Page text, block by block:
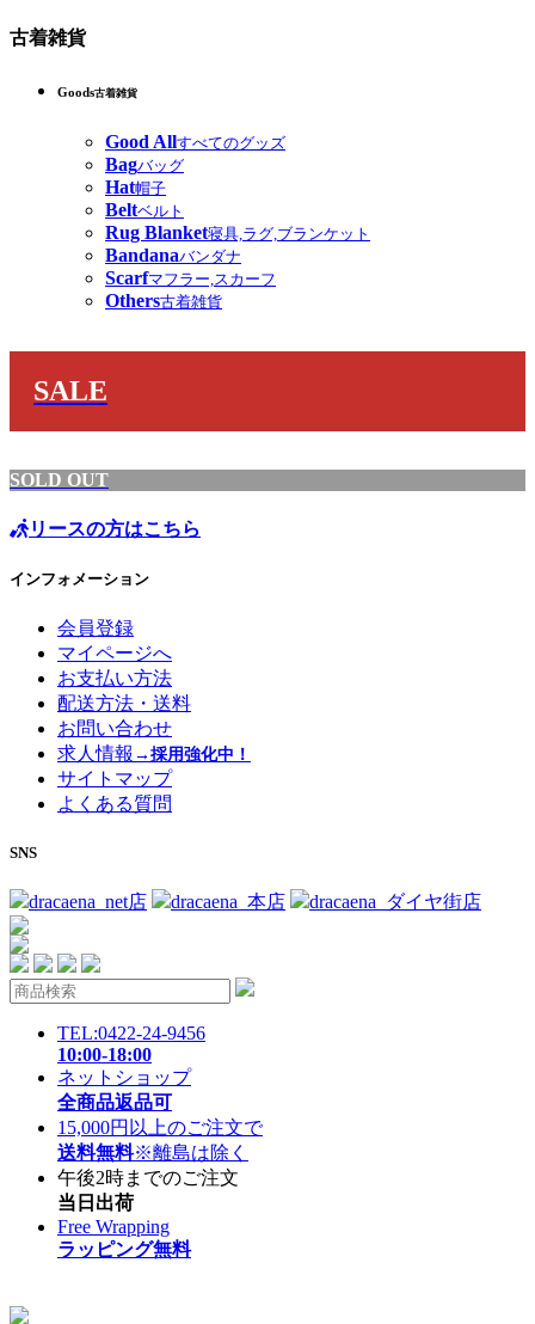
古着雑貨
Goods古着雑貨
Good Allすべてのグッズ
Bagバッグ
Hat帽子
Beltベルト
Rug Blanket寝具,ラグ,ブランケット
Bandanaバンダナ
Scarfマフラー,スカーフ
Others古着雑貨
SALE
SOLD OUT
リースの方はこちら
インフォメーション
会員登録
マイページへ
お支払い方法
配送方法・送料
お問い合わせ
求人情報 →採用強化中！
サイトマップ
よくある質問
SNS
dracaena_net店 dracaena_本店 dracaena_ダイヤ街店
TEL:0422-24-9456
10:00-18:00
ネットショップ
全商品返品可
15,000円以上のご注文で
送料無料※離島は除く
午後2時までのご注文
当日出荷
Free Wrapping
ラッピング無料